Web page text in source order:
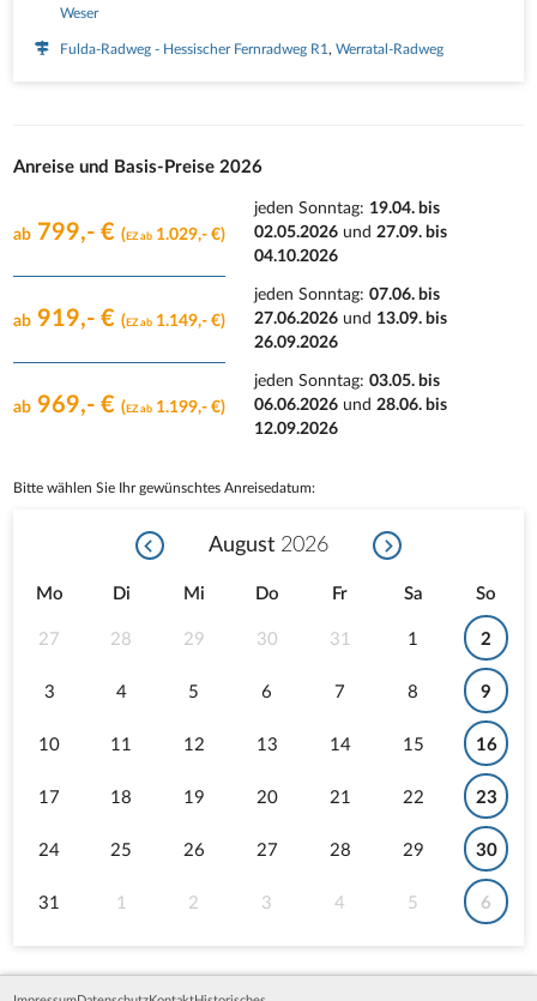
Weser
Fulda-Radweg - Hessischer Fernradweg R1 Werratal-Radweg
Anreise und Basis-Preise 2026
ab 799,- € (EZ ab 1.029,- €)
jeden Sonntag: 19.04. bis
02.05.2026 und27.09. bis
04.10.2026
ab 919,- € (EZ ab 1.149,- €)
jeden Sonntag: 07.06. bis
27.06.2026 und 13.09. bis
26.09.2026
ab 969,- € (EZ ab 1.199,- €)
jeden Sonntag: 03.05. bis
06.06.2026 und28.06. bis
12.09.2026
Bitte wählen Sie Ihr gewünschtes Anreisedatum:
August 2026
Mo Di Mi Do Fr Sa So
27 28 29 30 31 1 2
3 4 5 6 7 8 9
10 11 12 13 14 15 16
17 18 19 20 21 22 23
24 25 26 27 28 29 30
31 1 2 3 4 5 6